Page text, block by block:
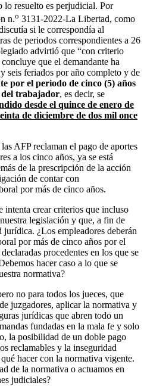
lo resuelto es perjudicial. Por
n.o 3131-2022-La Libertad, como
si le correspondía al
de periodos correspondientes a 26
advirtió que “con criterio
que el demandante ha
seis feriados por año completo y de
por el periodo de cinco (5) años
trabajador, es decir, se
desde el quince de enero de
de diciembre de dos mil once
AFP reclaman el pago de aportes
a los cinco años, ya se está
de la prescripción de la acción
de contar con
por más de cinco años.
intenta crear criterios que incluso
legislación y que, a fin de
jurídica. ¿Los empleadores deberán
por más de cinco años por el
procedentes en los que se
hacer caso a lo que se
normativa?
no para todos los jueces, que
juzgadores, aplicar la normativa y
jurídicas que abren todo un
fundadas en la mala fe y solo
la posibilidad de un doble pago
reclamables y la inseguridad
hacer con la normativa vigente.
de la normativa o actuamos en
judiciales?